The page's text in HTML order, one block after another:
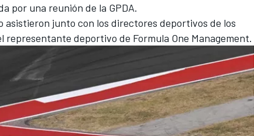
por una reunión de la GPDA.
asistieron junto con los directores deportivos de los
representante deportivo de Formula One Management.